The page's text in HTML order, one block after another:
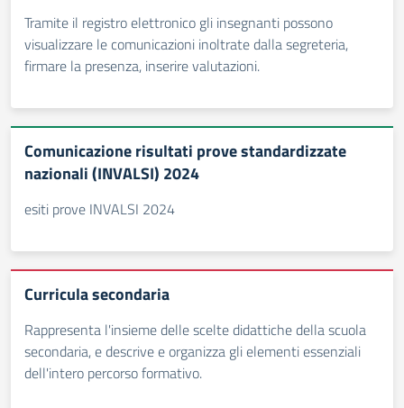
Tramite il registro elettronico gli insegnanti possono
visualizzare le comunicazioni inoltrate dalla segreteria,
firmare la presenza, inserire valutazioni.
Comunicazione risultati prove standardizzate
nazionali (INVALSI) 2024
esiti prove INVALSI 2024
Curricula secondaria
Rappresenta l'insieme delle scelte didattiche della scuola
secondaria, e descrive e organizza gli elementi essenziali
dell'intero percorso formativo.